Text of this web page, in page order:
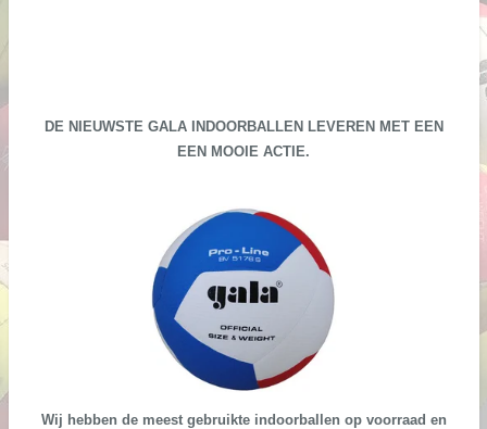
DE NIEUWSTE GALA INDOORBALLEN LEVEREN MET EEN
EEN MOOIE ACTIE.
Wij hebben de meest gebruikte indoorballen op voorraad en